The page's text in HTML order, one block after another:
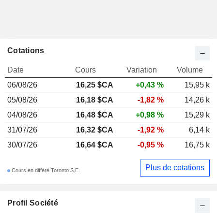
Profil Société
Cotations
Date Cours Variation
Volume
06/08/26
16,25 $CA +0,43 %
15,95 k
05/08/26
16,18 $CA -1,82 %
14,26 k
04/08/26
16,48 $CA +0,98 %
15,29 k
31/07/26
16,32 $CA -1,92 %
6,14 k
30/07/26
16,64 $CA -0,95 % 16,75 k
Cours en différé Toronto S.E. Plus de cotations